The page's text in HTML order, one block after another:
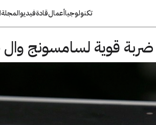
تكنولوجياأعمالقادةفيديوالمجلة
ضربة قوية لسامسونج